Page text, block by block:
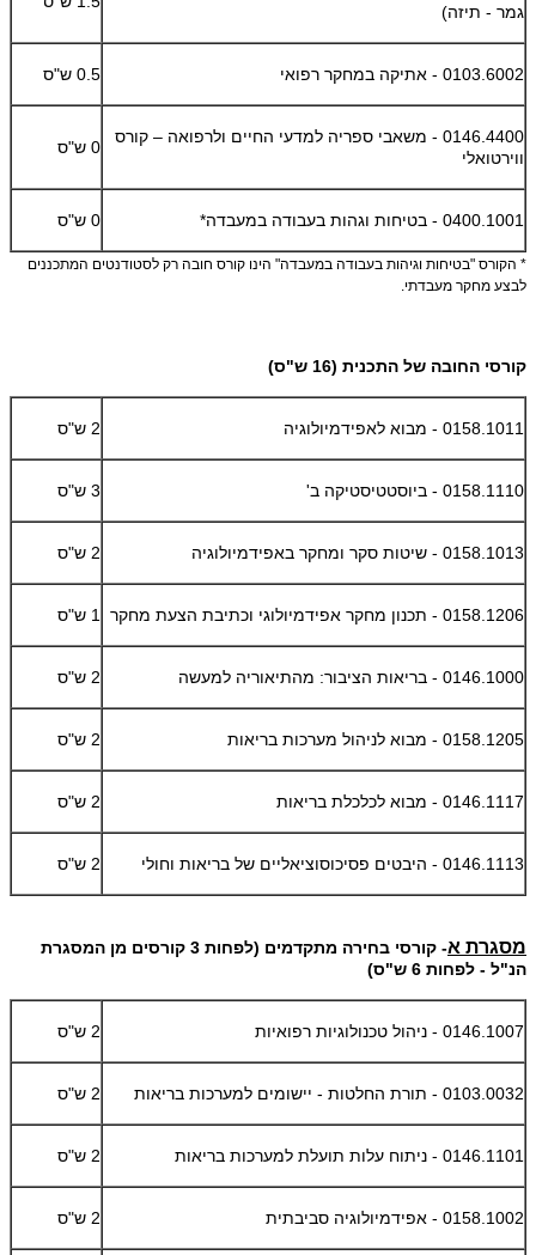
גמר - תיזה)
0103.6002 - אתיקה במחקר רפואי 0.5 ש"ס
0146.4400 - משאבי ספריה למדעי החיים ולרפואה – קורס
ווירטואלי
0 ש"ס
0400.1001 - בטיחות וגהות בעבודה במעבדה* 0 ש"ס
* הקורס "בטיחות וגיהות בעבודה במעבדה" הינו קורס חובה רק לסטודנטים המתכננים
לבצע מחקר מעבדתי.
קורסי החובה של התכנית (16 ש"ס)
0158.1011 - מבוא לאפידמיולוגיה 2 ש"ס
0158.1110 - ביוסטטיסטיקה ב' 3 ש"ס
0158.1013 - שיטות סקר ומחקר באפידמיולוגיה 2 ש"ס
0158.1206 - תכנון מחקר אפידמיולוגי וכתיבת הצעת מחקר 1 ש"ס
0146.1000 - בריאות הציבור: מהתיאוריה למעשה 2 ש"ס
0158.1205 - מבוא לניהול מערכות בריאות 2 ש"ס
0146.1117 - מבוא לכלכלת בריאות 2 ש"ס
0146.1113 - היבטים פסיכוסוציאליים של בריאות וחולי 2 ש"ס
מסגרת א
- קורסי בחירה מתקדמים (לפחות 3 קורסים מן המסגרת
הנ"ל - לפחות 6 ש"ס)
0146.1007 - ניהול טכנולוגיות רפואיות 2 ש"ס
0103.0032 - תורת החלטות - יישומים למערכות בריאות 2 ש"ס
0146.1101 - ניתוח עלות תועלת למערכות בריאות 2 ש"ס
0158.1002 - אפידמיולוגיה סביבתית 2 ש"ס